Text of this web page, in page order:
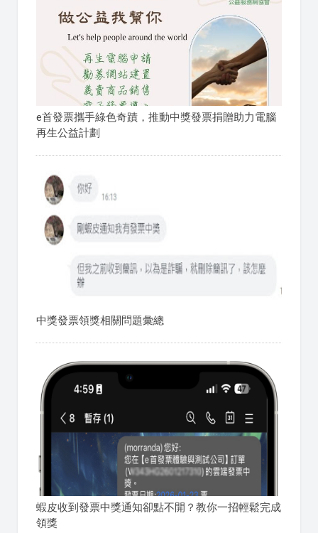
e首發票攜手綠色奇蹟，推動中獎發票捐贈助力電腦
再生公益計劃
中獎發票領獎相關問題彙總
蝦皮收到發票中獎通知卻點不開？教你一招輕鬆完成
領獎